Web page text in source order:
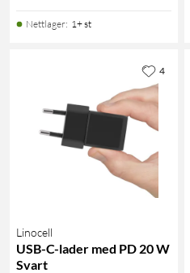
Nettlager: 1+ st
Linocell
USB-C-lader med PD 20 W
Svart
4